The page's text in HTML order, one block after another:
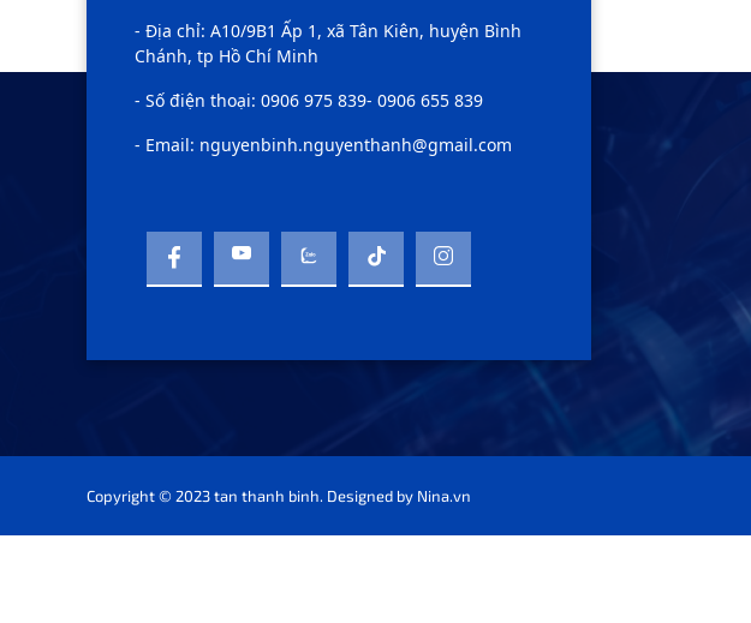
- Địa chỉ: A10/9B1 Ấp 1, xã Tân Kiên, huyện Bình
Chánh, tp Hồ Chí Minh
- Số điện thoại: 0906 975 839- 0906 655 839
- Email: nguyenbinh.nguyenthanh@gmail.com
Copyright © 2023 tan thanh binh. Designed by Nina.vn